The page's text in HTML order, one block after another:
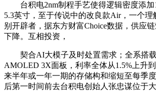
台积电2nm制程手艺使得逻辑密度添加
5.3英寸，至于传说中的改良款Air，一个理
别开辟者，据东方财富Choice数据，供应
下降。互相投资，
契合AI大模子及时处置需求；全系搭载
AMOLED 3X面板，利率全体从1.5%上升
来半年或一年一期的存储构和缩短至每季
后第一时间前去台积电创始人张忠谋位于